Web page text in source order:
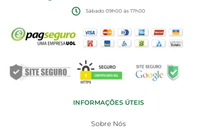
Sábado 09h00 às 17h00
INFORMAÇÕES ÚTEIS
Sobre Nós